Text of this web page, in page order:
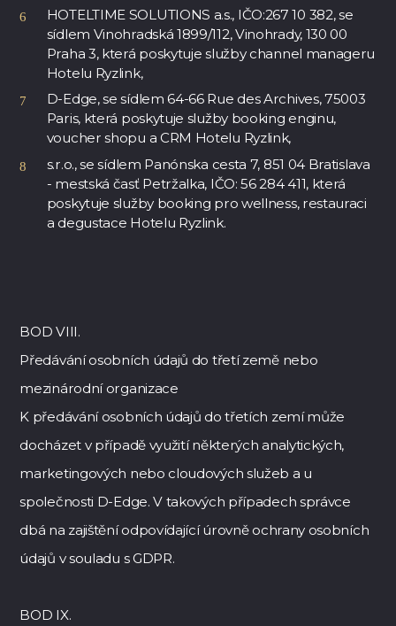
HOTELTIME SOLUTIONS a.s., IČO:267 10 382, se
sídlem Vinohradská 1899/112, Vinohrady, 130 00
Praha 3, která poskytuje služby channel manageru
Hotelu Ryzlink,
D-Edge, se sídlem 64-66 Rue des Archives, 75003
Paris, která poskytuje služby booking enginu,
voucher shopu a CRM Hotelu Ryzlink,
s.r.o., se sídlem Panónska cesta 7, 851 04 Bratislava
- mestská časť Petržalka, IČO: 56 284 411, která
poskytuje služby booking pro wellness, restauraci
a degustace Hotelu Ryzlink.
BOD VIII.
Předávání osobních údajů do třetí země nebo
mezinárodní organizace
K předávání osobních údajů do třetích zemí může
docházet v případě využití některých analytických,
marketingových nebo cloudových služeb a u
společnosti D-Edge. V takových případech správce
dbá na zajištění odpovídající úrovně ochrany osobních
údajů v souladu s GDPR.
BOD IX.